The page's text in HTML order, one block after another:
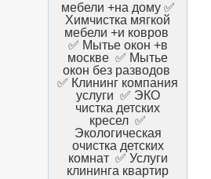
мебели +на дому ✅
Химчистка мягкой
мебели +и ковров
✅ Мытье окон +в
москве ✅ Мытье
окон без разводов
✅ Клининг компания
услуги ✅ ЭКО
чистка детских
кресел ✅
Экологическая
очистка детских
комнат ✅ Услуги
клининга квартир